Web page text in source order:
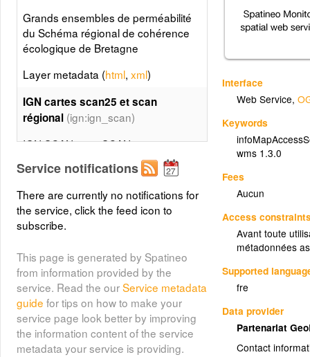
Interface
Web Service,
Keywords
wms 1.3.0
Fees
Aucun
Access
Avant toute
métadonnées
Supported
fre
Data provider
Partenariat
Contact
Grands ensembles de perméabilité
du Schéma régional de cohérence
écologique de Bretagne
Layer metadata (html,xml)
IGN cartes scan25 et scan
régional (ign:ign_scan)
IGN SCAN 25®, SCAN
REGIONAL®, SCAN 1000®
proposés selon la résolution
d'affichage. Le SCAN 25® est
l’image numérique continue sur tout
le territoire français des cartes IGN
au 1 : 25 000, cartes reconnues
pour leur richesse topographique et
leur représentation exemplaire du
terrain. Cette couche sert à
alimenter les tuileurs.
Layer metadata (html,xml ,html,
html,xml,xml )
Service notifications
There are currently no notifications for
the service, click the feed icon to
subscribe.
This page is generated by Spatineo
from information provided by the
service. Read the ourService metadata
guide for tips on how to make your
service page look better by improving
the information content of the service
metadata your service is providing.